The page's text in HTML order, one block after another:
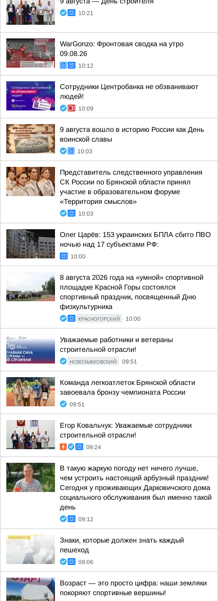
10:21
WarGonzo: Фронтовая сводка на утро
09.08.26
10:12
Сотрудники Центробанка не обзванивают
людей!
10:09
9 августа вошло в историю России как День
воинской славы
10:03
Представитель следственного управления
СК России по Брянской области принял
участие в образовательном форуме
«Территория смыслов»
10:03
Олег Царёв: 153 украинских БПЛА сбито ПВО
ночью над 17 субъектами РФ:
10:00
8 августа 2026 года на «умной» спортивной
площадке Красной Горы состоялся
спортивный праздник, посвященный Дню
физкультурника
КРАСНОГОРСКИЙ 10:00
Уважаемые работники и ветераны
строительной отрасли!
НОВОЗЫБКОВСКИЙ 09:51
Команда легкоатлеток Брянской области
завоевала бронзу чемпионата России
09:51
Егор Ковальчук: Уважаемые сотрудники
строительной отрасли!
09:24
В такую жаркую погоду нет ничего лучше,
чем устроить настоящий арбузный праздник!
Сегодня у проживающих Дарковичского дома
социального обслуживания был именно такой
день
09:12
Знаки, которые должен знать каждый
пешеход
09:06
Возраст — это просто цифра: наши земляки
покоряют спортивные вершины!